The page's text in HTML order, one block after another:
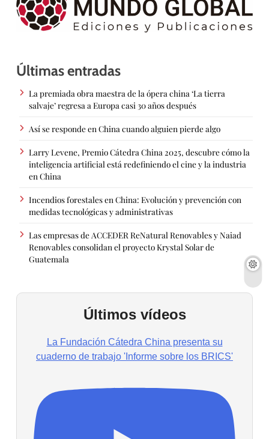
Últimas entradas
La premiada obra maestra de la ópera china ‘La tierra
salvaje’ regresa a Europa casi 30 años después
Así se responde en China cuando alguien pierde algo
Larry Levene, Premio Cátedra China 2025, descubre cómo la
inteligencia artificial está redefiniendo el cine y la industria
en China
Incendios forestales en China: Evolución y prevención con
medidas tecnológicas y administrativas
Las empresas de ACCEDER ReNatural Renovables y Naiad
Renovables consolidan el proyecto Krystal Solar de
Guatemala
Últimos vídeos
La Fundación Cátedra China presenta su
cuaderno de trabajo 'Informe sobre los BRICS'